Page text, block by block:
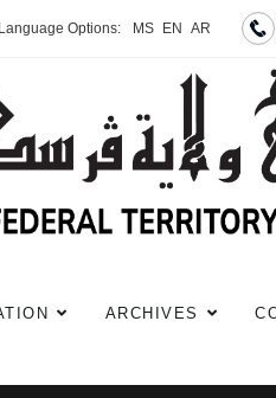
Language Options: MS EN AR
ARCHIVES